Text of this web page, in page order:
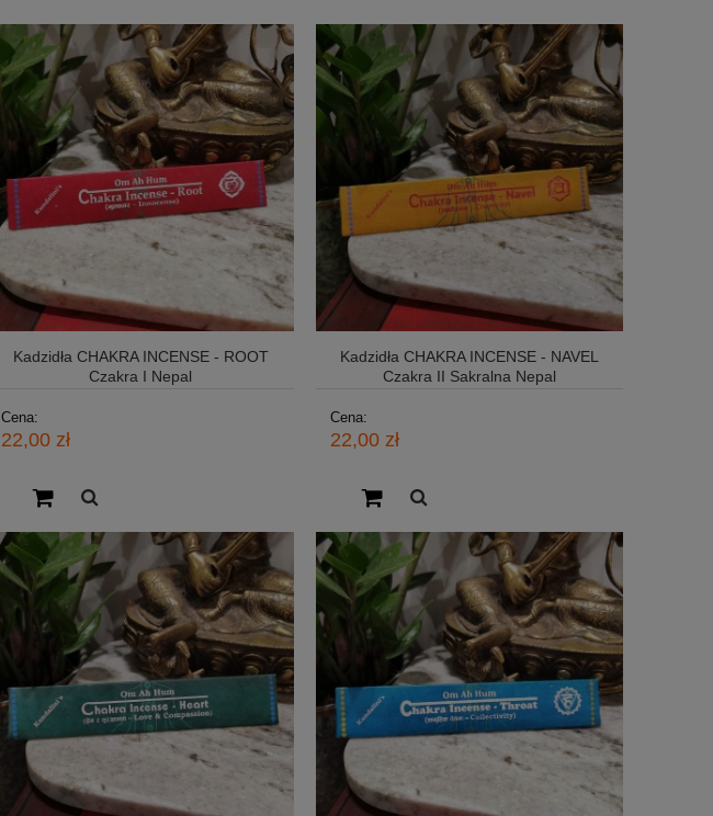
Kadzidła CHAKRA INCENSE - ROOT
Czakra I Nepal
Cena:
22,00 zł
Kadzidła CHAKRA INCENSE - NAVEL
Czakra II Sakralna Nepal
Cena:
22,00 zł